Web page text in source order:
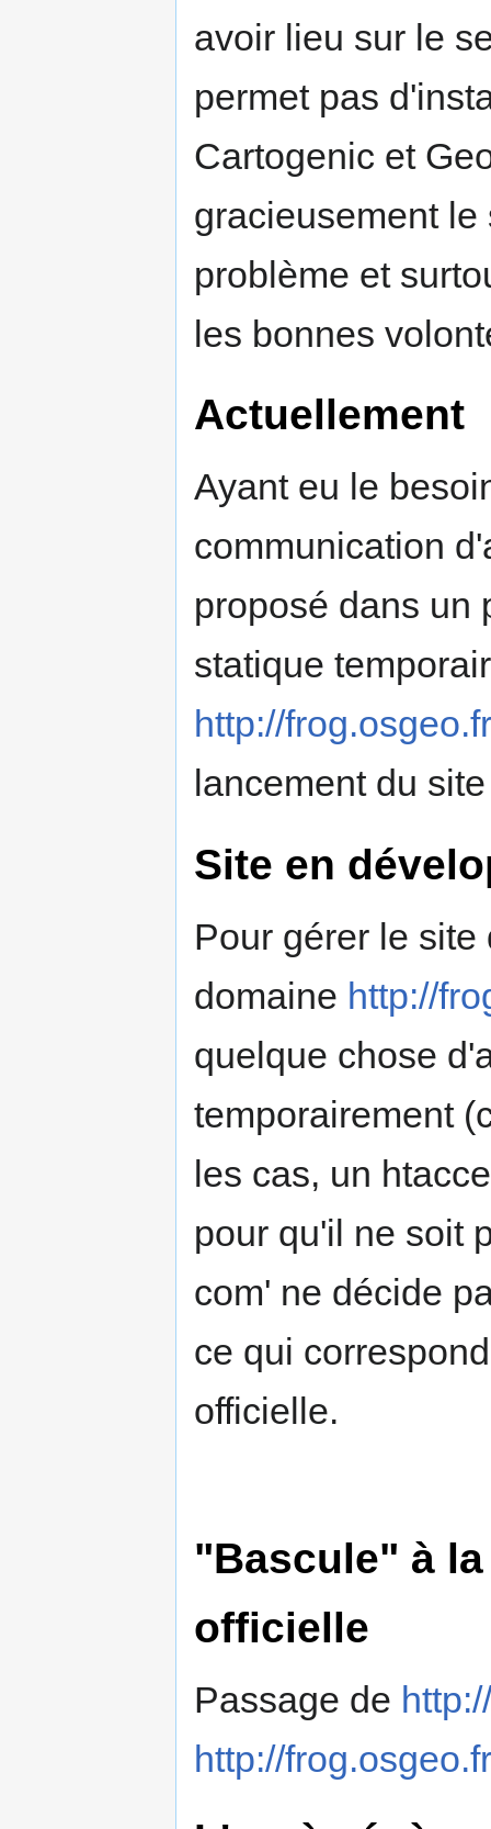
avoir lieu sur le
permet pas
Cartogenic et
gracieusement
problème et
les bonnes
Actuellement
Ayant eu le
communication
proposé dans un
statique
http://frog.osgeo.fr
lancement du
Site en
Pour gérer le
domaine http://
quelque chose
temporairement
les cas, un
pour qu'il ne soit
com' ne décide
ce qui
officielle.
"Bascule" à
officielle
Passage de
http://frog.osgeo.fr